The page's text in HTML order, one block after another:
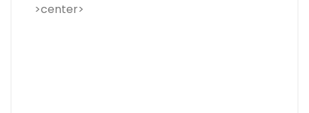
>center>